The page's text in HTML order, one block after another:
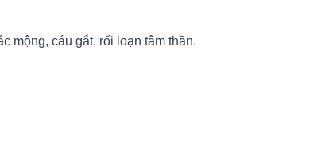
mộng, cáu gắt, rối loạn tâm thần.